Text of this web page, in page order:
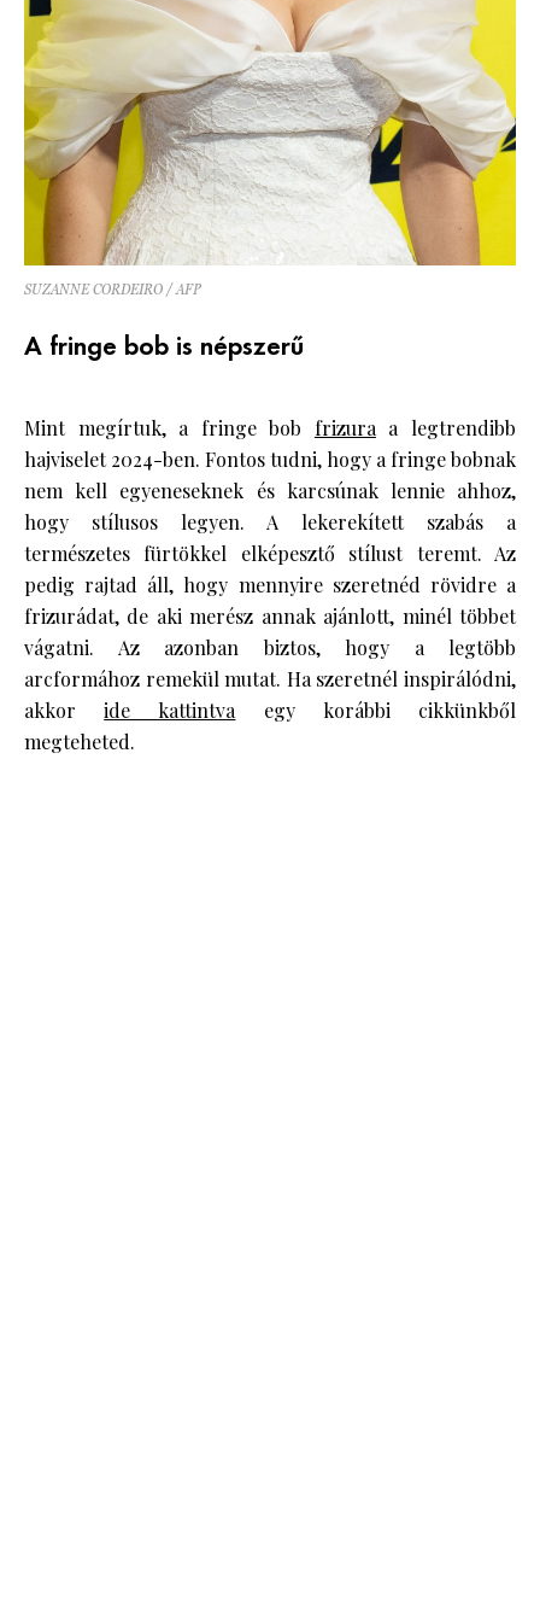
SUZANNE CORDEIRO / AFP
A fringe bob is népszerű
Mint megírtuk, a fringe bob frizura a legtrendibb
hajviselet 2024-ben. Fontos tudni, hogy a fringe bobnak
nem kell egyeneseknek és karcsúnak lennie ahhoz,
hogy stílusos legyen. A lekerekített szabás a
természetes fürtökkel elképesztő stílust teremt. Az
pedig rajtad áll, hogy mennyire szeretnéd rövidre a
frizurádat, de aki merész annak ajánlott, minél többet
vágatni. Az azonban biztos, hogy a legtöbb
arcformához remekül mutat. Ha szeretnél inspirálódni,
akkoride kattintva egy korábbi cikkünkből
megteheted.